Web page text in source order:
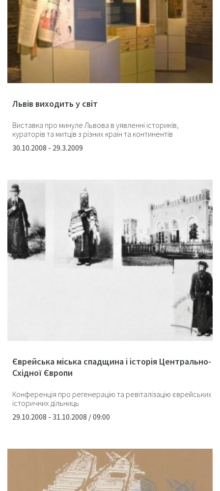
Львів виходить у світ
Виставка про минуле Львова в уявленні істориків,
кураторів та митців з різних країн та континентів
30.10.2008 - 29.3.2009
Єврейська міська спадщина і історія Центрально-
Східної Європи
Конференція про регенерацію та ревіталізацію єврейських
історичних дільниць
29.10.2008 - 31.10.2008 / 09:00